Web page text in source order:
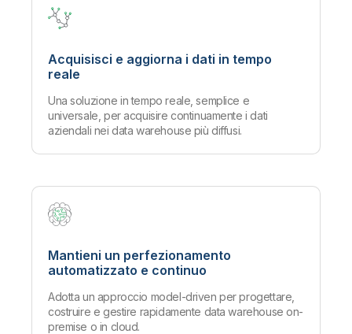
Acquisisci e aggiorna i dati in tempo
reale
Una soluzione in tempo reale, semplice e
universale, per acquisire continuamente i dati
aziendali nei data warehouse più diffusi.
Mantieni un perfezionamento
automatizzato e continuo
Adotta un approccio model-driven per progettare,
costruire e gestire rapidamente data warehouse on-
premise o in cloud.